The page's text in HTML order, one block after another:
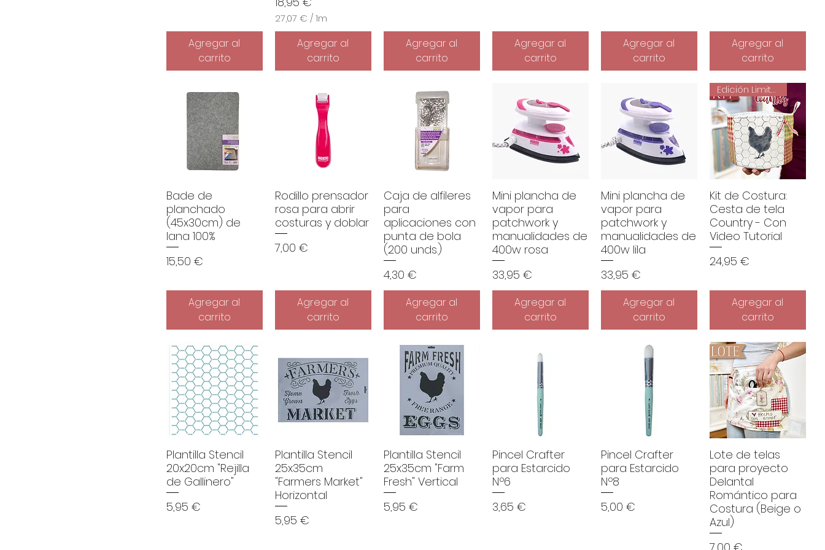
Agregar al
carrito
27,07 € /1m
2
7
o
s
Agregar al
carrito
Agregar al
carrito
Agregar al
carrito
Agregar al
carrito
Agregar al
carrito
Bade de
planchado
(45x30cm) de
lana 100%
Precio
15,50 €
Agregar al
carrito
Rodillo prensador
rosa para abrir
costuras y doblar
Precio
7,00 €
Agregar al
carrito
Caja de alfileres
para
aplicaciones con
punta de bola
(200 unds.)
Precio
4,30 €
Agregar al
carrito
Mini plancha de
vapor para
patchwork y
manualidades de
400w rosa
Precio
33,95 €
Agregar al
carrito
Mini plancha de
vapor para
patchwork y
manualidades de
400w lila
Precio
33,95 €
Agregar al
carrito
Edición Limitada
Kit de Costura:
Cesta de tela
Country - Con
Video Tutorial
Precio
24,95 €
Agregar al
carrito
Plantilla Stencil
20x20cm "Rejilla
de Gallinero"
Precio
5,95 €
Plantilla Stencil
25x35cm
"Farmers Market"
Horizontal
Precio
5,95 €
Plantilla Stencil
25x35cm "Farm
Fresh" Vertical
Precio
5,95 €
Pincel Crafter
para Estarcido
Nº6
Precio
3,65 €
Pincel Crafter
para Estarcido
Nº8
Precio
5,00 €
Lote de telas
para proyecto
Delantal
Romántico para
Costura (Beige o
Azul)
Precio